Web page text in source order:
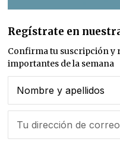
Regístrate en
Confirma tu suscripción y
importantes de la semana